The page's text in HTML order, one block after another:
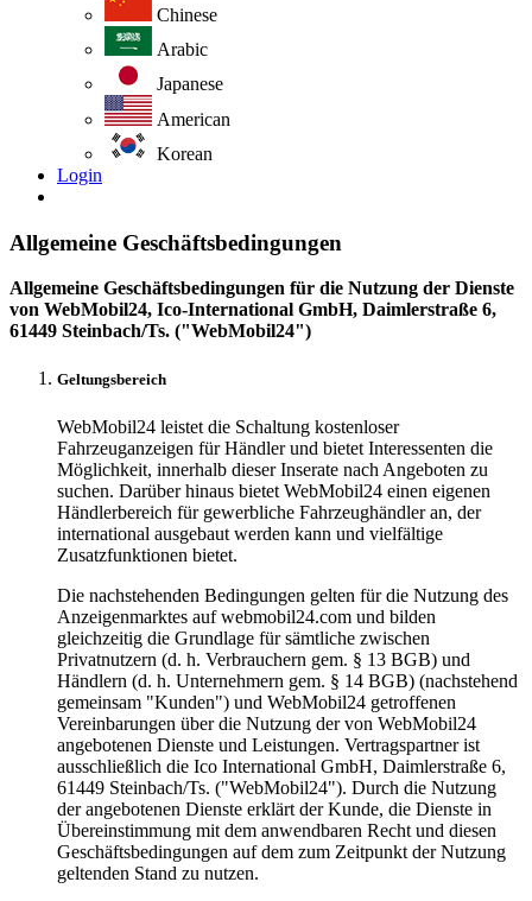
Chinese
Arabic
Japanese
American
Korean
Login
Allgemeine Geschäftsbedingungen
Allgemeine Geschäftsbedingungen für die Nutzung der Dienste
von WebMobil24, Ico-International GmbH, Daimlerstraße 6,
61449 Steinbach/Ts. ("WebMobil24")
Geltungsbereich
WebMobil24 leistet die Schaltung kostenloser
Fahrzeuganzeigen für Händler und bietet Interessenten die
Möglichkeit, innerhalb dieser Inserate nach Angeboten zu
suchen. Darüber hinaus bietet WebMobil24 einen eigenen
Händlerbereich für gewerbliche Fahrzeughändler an, der
international ausgebaut werden kann und vielfältige
Zusatzfunktionen bietet.
Die nachstehenden Bedingungen gelten für die Nutzung des
Anzeigenmarktes auf webmobil24.com und bilden
gleichzeitig die Grundlage für sämtliche zwischen
Privatnutzern (d. h. Verbrauchern gem. § 13 BGB) und
Händlern (d. h. Unternehmern gem. § 14 BGB) (nachstehend
gemeinsam "Kunden") und WebMobil24 getroffenen
Vereinbarungen über die Nutzung der von WebMobil24
angebotenen Dienste und Leistungen. Vertragspartner ist
ausschließlich die Ico International GmbH, Daimlerstraße 6,
61449 Steinbach/Ts. ("WebMobil24"). Durch die Nutzung
der angebotenen Dienste erklärt der Kunde, die Dienste in
Übereinstimmung mit dem anwendbaren Recht und diesen
Geschäftsbedingungen auf dem zum Zeitpunkt der Nutzung
geltenden Stand zu nutzen.